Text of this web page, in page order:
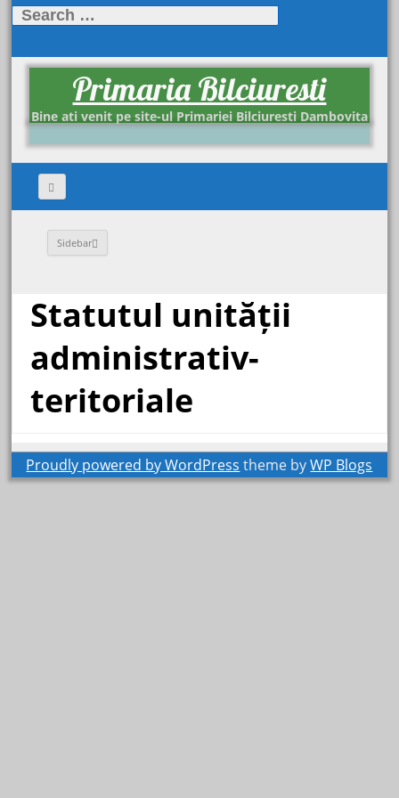
Search
Primaria Bilciuresti
Bine ati venit pe site-ul Primariei Bilciuresti Dambovita
Sidebar
Statutul unității
administrativ-
teritoriale
Proudly powered by WordPress theme byWP Blogs